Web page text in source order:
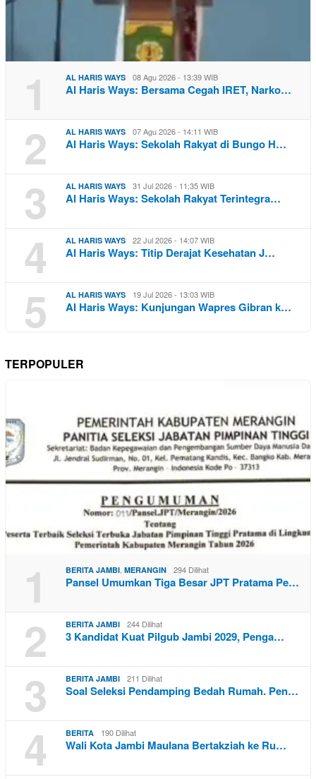
1 AL HARIS WAYS 08 Agu 2026 - 13:39 WIB
Al Haris Ways: Bersama Cegah IRET, Narko…
2 AL HARIS WAYS 07 Agu 2026 - 14:11 WIB
Al Haris Ways: Sekolah Rakyat di Bungo H…
3 AL HARIS WAYS 31 Jul 2026 - 11:35 WIB
Al Haris Ways: Sekolah Rakyat Terintegra…
4 AL HARIS WAYS 22 Jul 2026 - 14:07 WIB
Al Haris Ways: Titip Derajat Kesehatan J…
5 AL HARIS WAYS 19 Jul 2026 - 13:03 WIB
Al Haris Ways: Kunjungan Wapres Gibran k…
TERPOPULER
1 BERITA JAMBI, MERANGIN 294 Dilihat
Pansel Umumkan Tiga Besar JPT Pratama Pe…
2 BERITA JAMBI 244 Dilihat
3 Kandidat Kuat Pilgub Jambi 2029, Penga…
3 BERITA JAMBI 211 Dilihat
Soal Seleksi Pendamping Bedah Rumah. Pen…
4 BERITA 190 Dilihat
Wali Kota Jambi Maulana Bertakziah ke Ru…